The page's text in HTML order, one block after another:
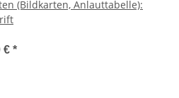
(Bildkarten, Anlauttabelle):
€ *